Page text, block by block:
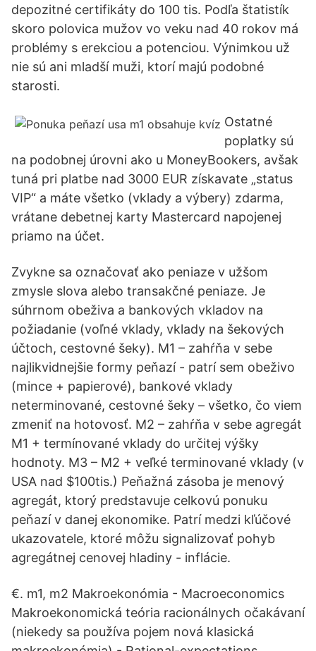
depozitné certifikáty do 100 tis. Podľa štatistík
skoro polovica mužov vo veku nad 40 rokov má
problémy s erekciou a potenciou. Výnimkou už
nie sú ani mladší muži, ktorí majú podobné
starosti.
Ostatné
poplatky sú
na podobnej úrovni ako u MoneyBookers, avšak
tuná pri platbe nad 3000 EUR získavate „status
VIP“ a máte všetko (vklady a výbery) zdarma,
vrátane debetnej karty Mastercard napojenej
priamo na účet.
Zvykne sa označovať ako peniaze v užšom
zmysle slova alebo transakčné peniaze. Je
súhrnom obeživa a bankových vkladov na
požiadanie (voľné vklady, vklady na šekových
účtoch, cestovné šeky). M1 – zahŕňa v sebe
najlikvidnejšie formy peňazí - patrí sem obeživo
(mince + papierové), bankové vklady
neterminované, cestovné šeky – všetko, čo viem
zmeniť na hotovosť. M2 – zahŕňa v sebe agregát
M1 + termínované vklady do určitej výšky
hodnoty. M3 – M2 + veľké terminované vklady (v
USA nad $100tis.) Peňažná zásoba je menový
agregát, ktorý predstavuje celkovú ponuku
peňazí v danej ekonomike. Patrí medzi kľúčové
ukazovatele, ktoré môžu signalizovať pohyb
agregátnej cenovej hladiny - inflácie.
€. m1, m2 Makroekonómia - Macroeconomics
Makroekonomická teória racionálnych očakávaní
(niekedy sa používa pojem nová klasická